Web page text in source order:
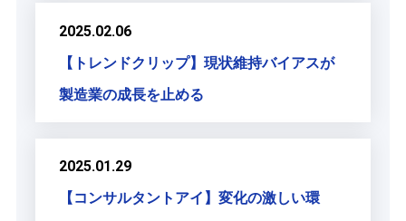
2025.02.06
【トレンドクリップ】現状維持バイアスが
製造業の成長を止める
2025.01.29
【コンサルタントアイ】変化の激しい環